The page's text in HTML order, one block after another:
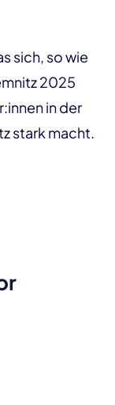
sich, so wie
2025
in der
stark macht.